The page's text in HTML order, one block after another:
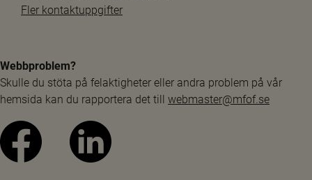
Fler kontaktuppgifter
Webbproblem?
Skulle du stöta på felaktigheter eller andra problem på vår
hemsida kan du rapportera det till webmaster@mfof.se